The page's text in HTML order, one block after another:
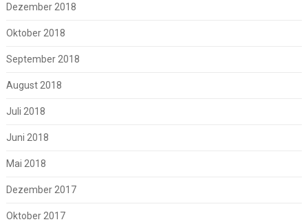
Dezember 2018
Oktober 2018
September 2018
August 2018
Juli 2018
Juni 2018
Mai 2018
Dezember 2017
Oktober 2017